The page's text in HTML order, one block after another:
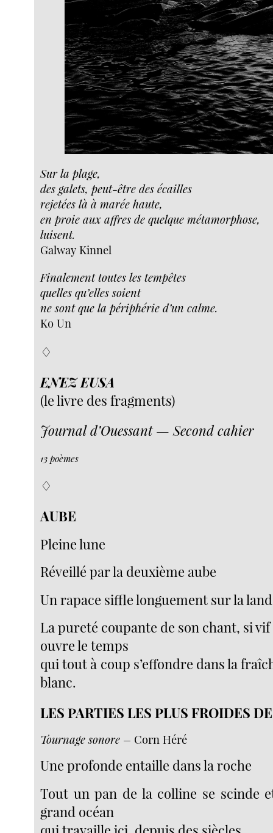
Sur la plage,
des galets, peut-être des écailles
rejetées là à marée haute,
en proie aux affres de quelque métamorphose,
luisent.
Galway Kinnel
Finalement toutes les tempêtes
quelles qu’elles soient
ne sont que la périphérie d’un calme.
Ko Un
♢
ENEZ EUSA
(le livre des fragments)
Journal d’Ouessant — Second cahier
13 poèmes
♢
AUBE
Pleine lune
Réveillé par la deuxième aube
Un rapace siffle longuement sur la
La pureté coupante de son chant, si vif
ouvre le temps
qui tout à coup s’effondre dans la
blanc.
LES PARTIES LES PLUS FROIDES
Tournage sonore – Corn Héré
Une profonde entaille dans la roche
Tout un pan de la colline se scinde
grand océan